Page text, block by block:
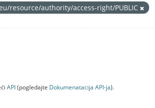
resource/authority/access-right/PUBLIC
API(pogledajte Dokumenаtаcijа API-jа).